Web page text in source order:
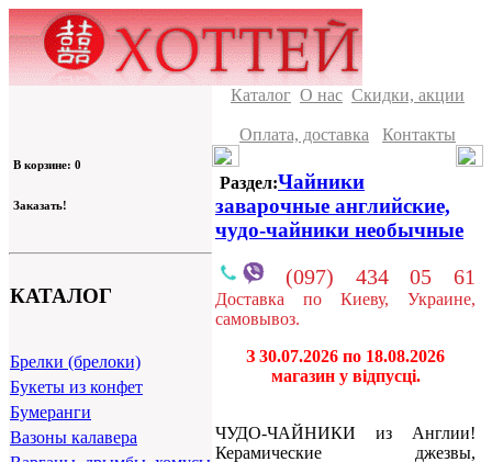
В корзине: 0
Заказать!
КАТАЛОГ
Брелки (брелоки)
Букеты из конфет
Бумеранги
Вазоны калавера
Каталог О нас Скидки, акции
Оплата, доставка Контакты
Раздел:Чайники
заварочные английские,
чудо-чайники необычные
(097) 434 05 61
Доставка по Киеву, Украине,
самовывоз.
З 30.07.2026 по 18.08.2026
магазин у відпусці.
ЧУДО-ЧАЙНИКИ из Англии!
Керамические джезвы,